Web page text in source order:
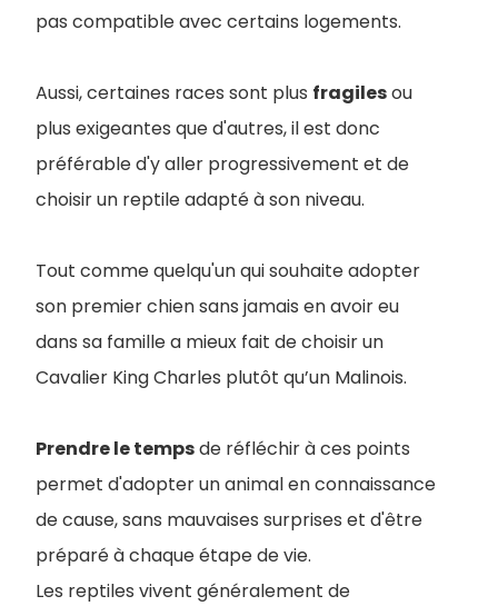
pas compatible avec certains logements.
Aussi, certaines races sont plus fragilesou
plus exigeantes que d'autres, il est donc
préférable d'y aller progressivement et de
choisir un reptile adapté à son niveau.
Tout comme quelqu'un qui souhaite adopter
son premier chien sans jamais en avoir eu
dans sa famille a mieux fait de choisir un
Cavalier King Charles plutôt qu’un Malinois.
Prendre le tempsde réfléchir à ces points
permet d'adopter un animal en connaissance
de cause, sans mauvaises surprises et d'être
préparé à chaque étape de vie.
Les reptiles vivent généralement de